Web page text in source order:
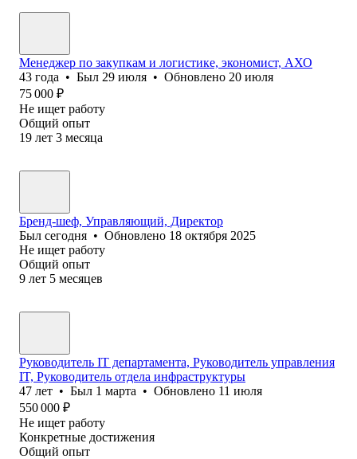
Менеджер по закупкам и логистике, экономист, АХО
43 года • Был 29 июля • Обновлено 20 июля
75 000 ₽
Не ищет работу
Общий опыт
19 лет 3 месяца
Бренд-шеф, Управляющий, Директор
Был сегодня • Обновлено 18 октября 2025
Не ищет работу
Общий опыт
9 лет 5 месяцев
Руководитель IT департамента, Руководитель управления
IT, Руководитель отдела инфраструктуры
47 лет • Был 1 марта • Обновлено 11 июля
550 000 ₽
Не ищет работу
Конкретные достижения
Общий опыт